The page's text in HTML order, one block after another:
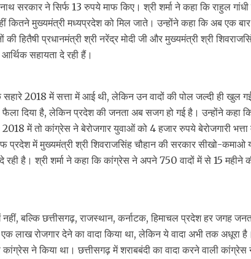
ने सिर्फ 13 रुपये माफ किए। श्री शर्मा ने कहा कि राहुल
कितने मुख्यमंत्री मध्यप्रदेश को मिल जाते। उन्होंने कहा कि अब एक
हितैषी प्रधानमंत्री श्री नरेंद्र मोदी जी और मुख्यमंत्री श्री
सहायता दे रही हैं।
सहारे 2018 में सत्ता में आई थी, लेकिन उन वादों की पोल जल्दी ही खुल
फैला दिया है, लेकिन प्रदेश की जनता अब सजग हो गई है। उन्होंने कहा
में तो कांग्रेस ने बेरोजगार युवाओं को 4 हजार रुपये बेरोजगारी
प्रदेश में मुख्यमंत्री श्री शिवराजसिंह चौहान की सरकार सीखो-कमाओ
है। श्री शर्मा ने कहा कि कांग्रेस ने अपने 750 वादों में से 15 महीने
नहीं, बल्कि छत्तीसगढ़, राजस्थान, कर्नाटक, हिमाचल प्रदेश हर जगह
लाख रोजगार देने का वादा किया था, लेकिन ये वादा अभी तक अधूरा
ने किया था। छत्तीसगढ़ में शराबबंदी का वादा करने वाली कांग्रेस